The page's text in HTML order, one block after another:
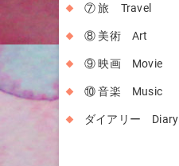
⑦ 旅 Travel
⑧ 美術 Art
⑨ 映画 Movie
⑩ 音楽 Music
ダイアリー Diary